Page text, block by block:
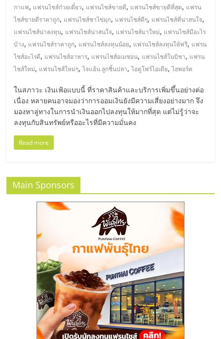
ไชส์,
ที่
ปรึกษา
แฟ
รน
ไชส์,
รวม
ไชส์
ขาย
แฟ
กาแฟ, แฟรนไชส์ก๋วยเตี๋ยว, แฟรนไชส์ขายดี, แฟรนไชส์ขายดีที่สุด, แฟรน
ไชส์ขายดีราคาถูก, แฟรนไชส์ชาไข่มุก, แฟรนไชส์ดีๆ, แฟรนไชส์ที่น่าสนใจ,
แฟรนไชส์น่าลงทุน, แฟรนไชส์น่าสนใจ, แฟรนไชส์มาใหม่, แฟรนไชส์มีอะไร
บ้าง, แฟรนไชส์ราคาถูก, แฟรนไชส์ลงทุนน้อย, แฟรนไชส์ลงทุนให้ฟรี, แฟรน
ไชส์อะไรดี, แฟรนไชส์อาหาร, แฟรนไชส์อเมซอน, แฟรนไชส์โนบิชา, แฟรน
ไชส์ใหม่, แฟรนไชส์ใหม่ๆ,ไจแอ้น ลูกชิ้นปลา,ไอดูโฟร์ไอเดีย,ไฮพอร์ค
ในสภาวะ เงินเฟ้อแบบนี้ ที่ราคาสินค้าและบริการเพิ่มขึ้นอย่างต่อ
เนื่อง หลายคนอาจมองว่าการออมเงินยังมีความเสี่ยงอย่างมาก จึง
มองหาลู่ทางในการนำเงินออกไปลงทุนให้มากที่สุด แต่ไม่รู้ว่าจะ
ลงทุนกับสินทรัพย์หรืออะไรที่มีความมั่นคง
Read more
Main Sponsors